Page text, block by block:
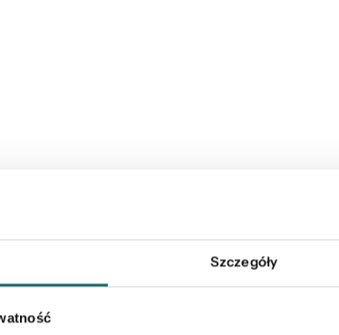
Szczegóły
miejsca na garaż lub dodatkowe zabudowania.
ciszę i kontakt z naturą.